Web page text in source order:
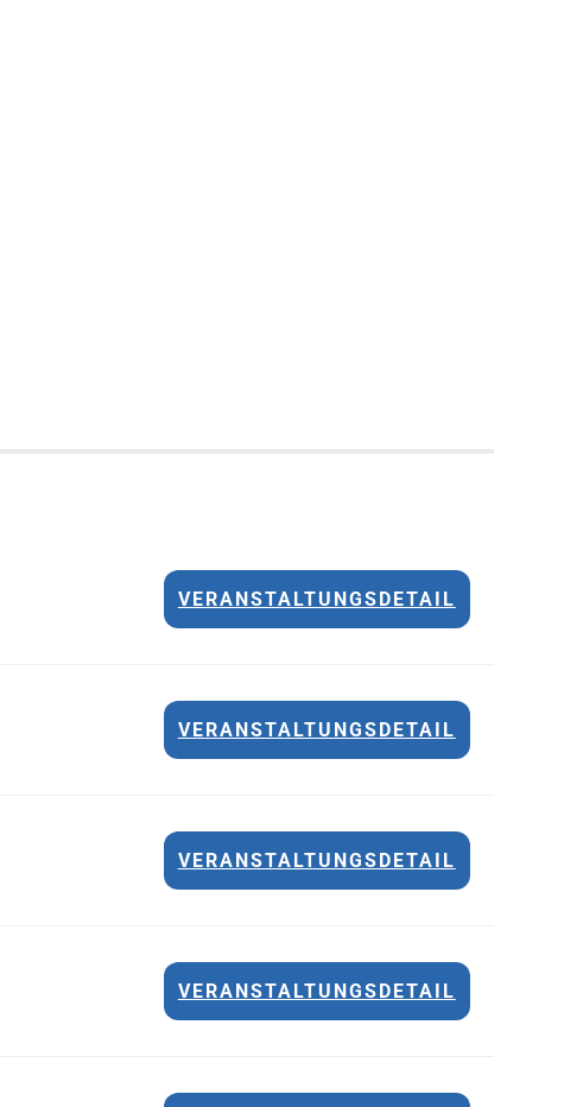
VERANSTALTUNGSDETAIL
VERANSTALTUNGSDETAIL
VERANSTALTUNGSDETAIL
VERANSTALTUNGSDETAIL